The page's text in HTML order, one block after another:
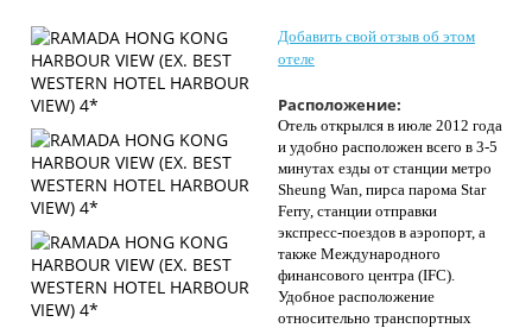
Добавить свой отзыв об этом
отеле
Расположение:
Отель открылся в июле 2012 года
и удобно расположен всего в 3-5
минутах езды от станции метро
Sheung Wan, пирса парома Star
Ferry, станции отправки
экспресс-поездов в аэропорт, а
также Международного
финансового центра (IFC).
Удобное расположение
относительно транспортных